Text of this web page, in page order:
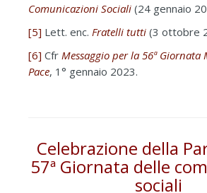
Comunicazioni Sociali (24 gennaio
[5] Lett. enc. Fratelli tutti (3 ottobre
[6] Cfr Messaggio per la 56ª
Pace, 1° gennaio 2023.
Celebrazione della
57ª Giornata delle
sociali